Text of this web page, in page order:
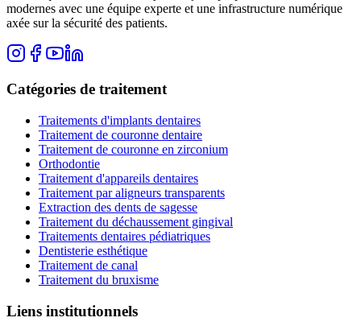
modernes avec une équipe experte et une infrastructure numérique
axée sur la sécurité des patients.
Catégories de traitement
Traitements d'implants dentaires
Traitement de couronne dentaire
Traitement de couronne en zirconium
Orthodontie
Traitement d'appareils dentaires
Traitement par aligneurs transparents
Extraction des dents de sagesse
Traitement du déchaussement gingival
Traitements dentaires pédiatriques
Dentisterie esthétique
Traitement de canal
Traitement du bruxisme
Liens institutionnels